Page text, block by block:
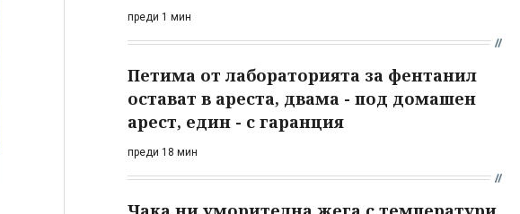
преди 1 мин
Петима от лабораторията за фентанил
остават в ареста, двама - под домашен
арест, един - с гаранция
преди 18 мин